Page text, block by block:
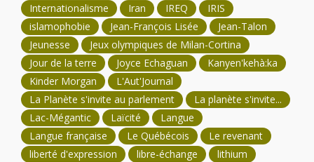
Internationalisme
Iran IREQ
IRIS
islamophobie
Jean-François Lisée
Jean-Talon
Jeunesse
Jeux olympiques de Milan-Cortina
Jour de la terre
Joyce Echaguan
Kanyen'kehà:ka
Kinder Morgan
L'Aut'Journal
La Planète s'invite au parlement
La planète s'invite...
Lac-Mégantic
Laïcité
Langue
Langue française
Le Québécois
Le revenant
liberté d'expression
libre-échange
lithium